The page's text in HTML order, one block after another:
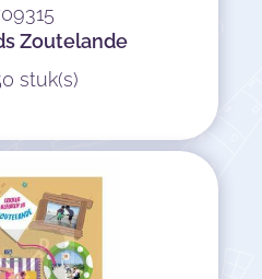
Zoutelande
stuk(s)